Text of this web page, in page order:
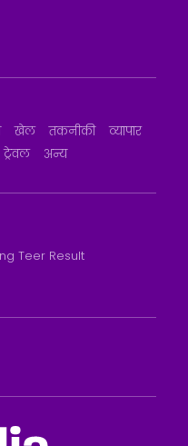
खेल तकनीकी
व्यापार
ट्रेवल अन्य
Teer Result